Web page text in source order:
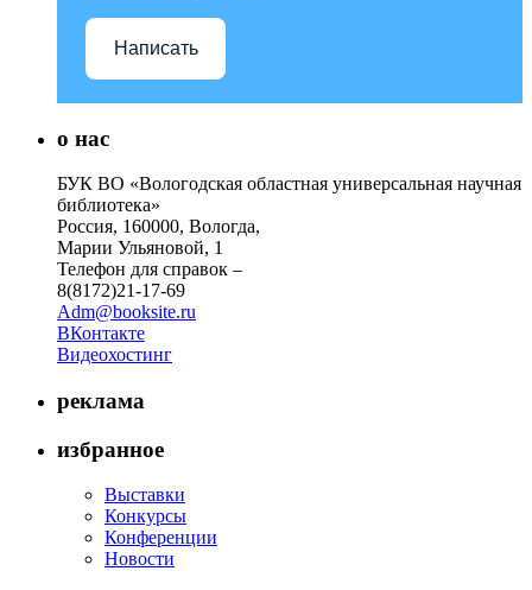
Написать
о нас
БУК ВО «Вологодская областная универсальная научная
библиотека»
Россия, 160000, Вологда,
Марии Ульяновой, 1
Телефон для справок –
8(8172)21-17-69
Adm@booksite.ru
ВКонтакте
Видеохостинг
реклама
избранное
Выставки
Конкурсы
Конференции
Новости